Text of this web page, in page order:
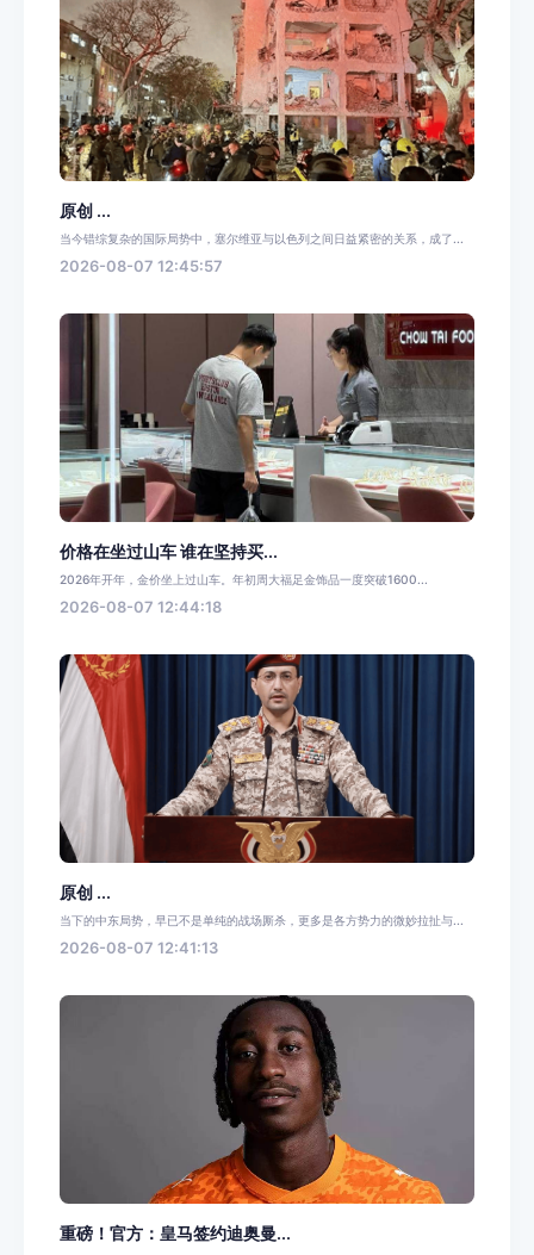
原创 ...
当今错综复杂的国际局势中，塞尔维亚与以色列之间日益紧密的关系，成了...
2026-08-07 12:45:57
价格在坐过山车 谁在坚持买...
2026年开年，金价坐上过山车。年初周大福足金饰品一度突破1600...
2026-08-07 12:44:18
原创 ...
当下的中东局势，早已不是单纯的战场厮杀，更多是各方势力的微妙拉扯与...
2026-08-07 12:41:13
重磅！官方：皇马签约迪奥曼...